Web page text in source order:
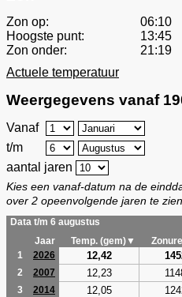
Zon op:
06:10
Hoogste punt:
13:45
Zon onder:
21:19
Actuele temperatuur
Weergegevens vanaf
Vanaf
t/m
aantal jaren
Kies een vanaf-datum na de
over 2 opeenvolgende jaren te zien.
Data t/m 6 augustus
Jaar
Temp. (gem)▼
1
2026 12,42
2 2007 12,23
3 2014 12,05